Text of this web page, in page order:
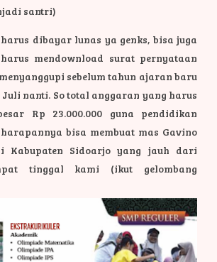
santri)
dibayar lunas ya genks, bisa juga
mendownload surat pernyataan
sebelum tahun ajaran baru
nanti. So total anggaran yang harus
Rp 23.000.000 guna pendidikan
bisa membuat mas Gavino
Kabupaten Sidoarjo yang jauh dari
tinggal kami (ikut gelombang